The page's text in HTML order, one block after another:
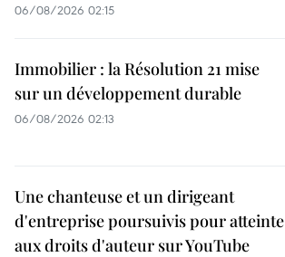
06/08/2026 02:15
Immobilier : la Résolution 21 mise
sur un développement durable
06/08/2026 02:13
Une chanteuse et un dirigeant
d'entreprise poursuivis pour atteinte
aux droits d'auteur sur YouTube